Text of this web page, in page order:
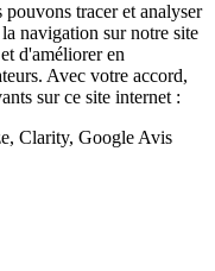
pouvons tracer et analyser
navigation sur notre site
d'améliorer en
Avec votre accord,
sur ce site internet :
Clarity, Google Avis